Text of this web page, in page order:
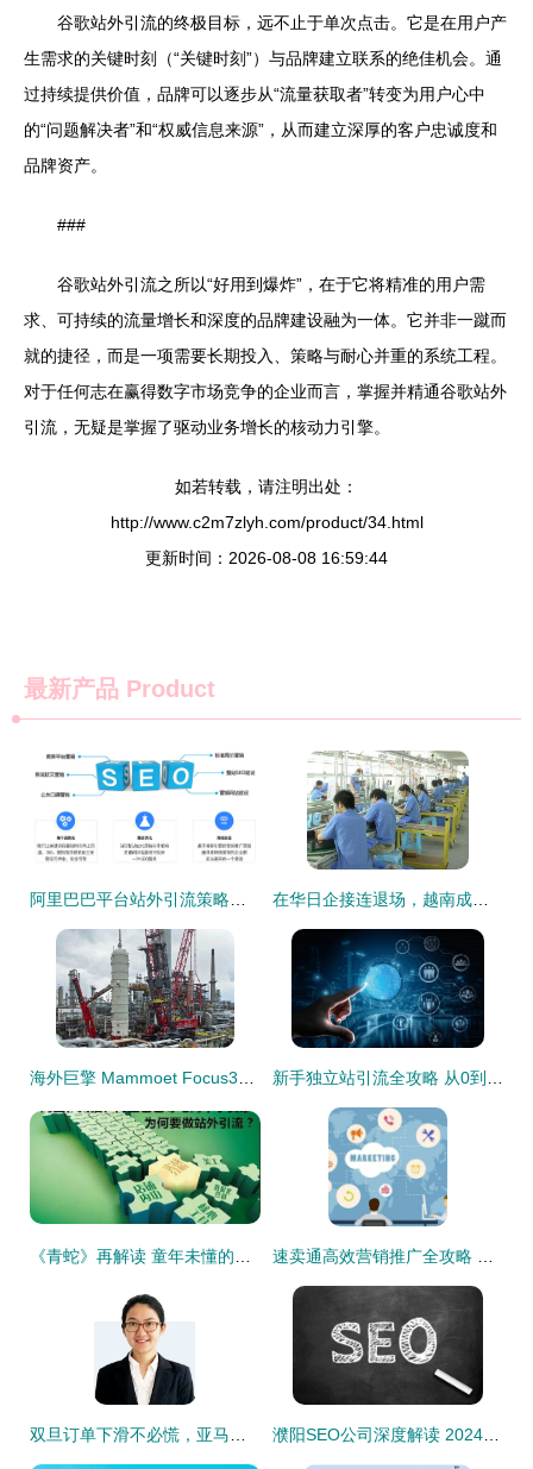
谷歌站外引流的终极目标，远不止于单次点击。它是在用户产
生需求的关键时刻（“关键时刻”）与品牌建立联系的绝佳机会。通
过持续提供价值，品牌可以逐步从“流量获取者”转变为用户心中
的“问题解决者”和“权威信息来源”，从而建立深厚的客户忠诚度和
品牌资产。
###
谷歌站外引流之所以“好用到爆炸”，在于它将精准的用户需
求、可持续的流量增长和深度的品牌建设融为一体。它并非一蹴而
就的捷径，而是一项需要长期投入、策略与耐心并重的系统工程。
对于任何志在赢得数字市场竞争的企业而言，掌握并精通谷歌站外
引流，无疑是掌握了驱动业务增长的核动力引擎。
如若转载，请注明出处：
http://www.c2m7zlyh.com/product/34.html
更新时间：2026-08-08 16:59:44
最新产品 Product
阿里巴巴平台站外引流策略全解析 拓展流量渠道，驱动业务增长 在华日企接连退场，越南成为外资新宠 我们依然是世界工厂的思考
海外巨擎 Mammoet Focus30 起重机英国炼油厂首秀，展现重型吊装新标杆 新手独立站引流全攻略 从0到1的站外引流实操指南
《青蛇》再解读 童年未懂的复杂情欲、人性隐喻与成年顿悟 速卖通高效营销推广全攻略 告别烧钱陷阱，精准站外引流是关键
双旦订单下滑不必慌，亚马逊卖家巧用站外引流，来年爆单有妙招 濮阳SEO公司深度解读 2024年站外引流新策略与火星11大核心方法详解